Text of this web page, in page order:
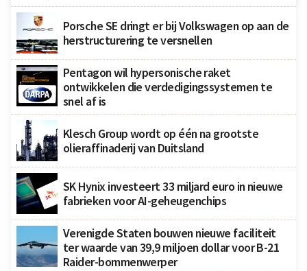
Porsche SE dringt er bij Volkswagen op aan de
herstructurering te versnellen
Pentagon wil hypersonische raket
ontwikkelen die verdedigingssystemen te
snel af is
Klesch Group wordt op één na grootste
olieraffinaderij van Duitsland
SK Hynix investeert 33 miljard euro in nieuwe
fabrieken voor AI-geheugenchips
Verenigde Staten bouwen nieuwe faciliteit
ter waarde van 39,9 miljoen dollar voor B-21
Raider-bommenwerper